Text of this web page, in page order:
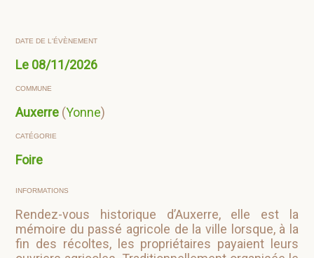
DATE DE L'ÉVÈNEMENT
Le 08/11/2026
COMMUNE
Auxerre (Yonne)
CATÉGORIE
Foire
INFORMATIONS
Rendez-vous historique d’Auxerre, elle est la
mémoire du passé agricole de la ville lorsque, à la
fin des récoltes, les propriétaires payaient leurs